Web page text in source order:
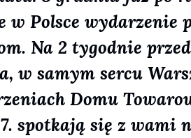
w Polsce wydarzenie
Na 2 tygodnie
w samym sercu
Domu
spotkają się z wami